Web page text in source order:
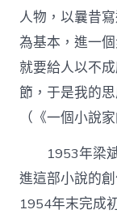
人物，以曩昔
為基本，進一
就要給人以不
節，于是我的
（《一個小說
1953年梁
進這部小說的
1954年末完成